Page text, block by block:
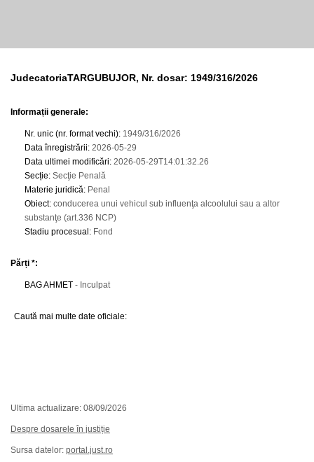
JudecatoriaTARGUBUJOR, Nr. dosar: 1949/316/2026
Informații generale:
Nr. unic (nr. format vechi): 1949/316/2026
Data înregistrării: 2026-05-29
Data ultimei modificări: 2026-05-29T14:01:32.26
Secție: Secţie Penală
Materie juridică: Penal
Obiect: conducerea unui vehicul sub influenţa alcoolului sau a altor
substanţe (art.336 NCP)
Stadiu procesual : Fond
Părți *:
BAG AHMET - Inculpat
Caută mai multe date oficiale:
Ultima actualizare: 08/09/2026
Despre dosarele în justiție
Sursa datelor: portal.just.ro